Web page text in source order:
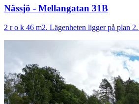
Nässjö - Mellangatan 31B
2 r o k 46 m2. Lägenheten ligger på plan